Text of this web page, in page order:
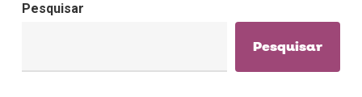
Pesquisar
Pesquisar